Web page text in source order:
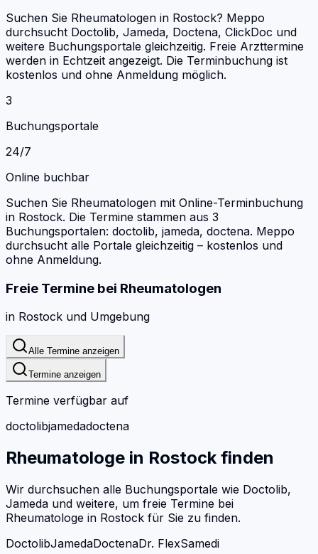
Suchen Sie Rheumatologen in Rostock? Meppo
durchsucht Doctolib, Jameda, Doctena, ClickDoc und
weitere Buchungsportale gleichzeitig. Freie Arzttermine
werden in Echtzeit angezeigt. Die Terminbuchung ist
kostenlos und ohne Anmeldung möglich.
3
Buchungsportale
24/7
Online buchbar
Suchen Sie Rheumatologen mit Online-Terminbuchung
in Rostock. Die Termine stammen aus 3
Buchungsportalen: doctolib, jameda, doctena. Meppo
durchsucht alle Portale gleichzeitig – kostenlos und
ohne Anmeldung.
Freie Termine bei Rheumatologen
in Rostock und Umgebung
Alle Termine anzeigen
Termine anzeigen
Termine verfügbar auf
doctolibjamedadoctena
Rheumatologe in Rostockfinden
Wir durchsuchen alle Buchungsportale wie Doctolib,
Jameda und weitere, um freie Termine bei
Rheumatologe in Rostock für Sie zu finden.
DoctolibJamedaDoctenaDr. FlexSamedi